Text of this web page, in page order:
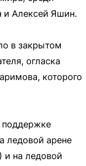
и Алексей Яшин.
в закрытом
огласка
которого
поддержке
ледовой арене
и на ледовой